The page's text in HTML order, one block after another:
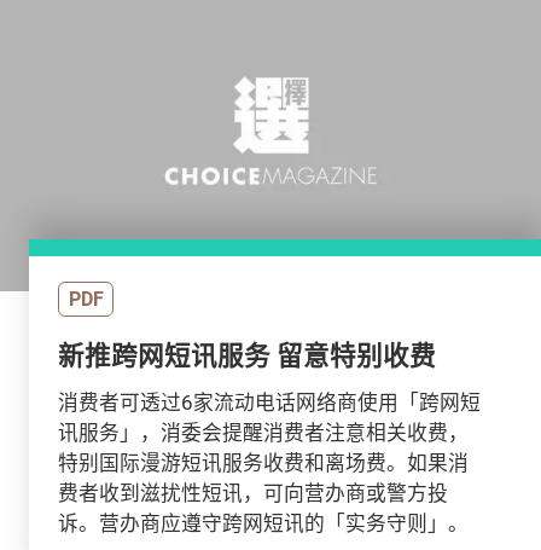
PDF
新推跨网短讯服务 留意特别收费
消费者可透过6家流动电话网络商使用「跨网短
讯服务」，消委会提醒消费者注意相关收费，
特别国际漫游短讯服务收费和离场费。如果消
费者收到滋扰性短讯，可向营办商或警方投
诉。营办商应遵守跨网短讯的「实务守则」。